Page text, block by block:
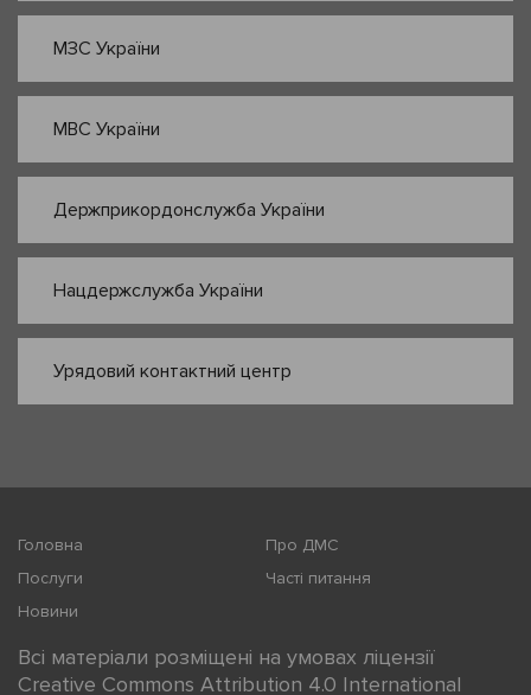
МЗС України
МВС України
Держприкордонслужба України
Нацдержслужба України
Урядовий контактний центр
Головна
Про ДМС
Послуги
Часті питання
Новини
Всі матеріали розміщені на умовах ліцензії
Creative Commons Attribution 4.0 International